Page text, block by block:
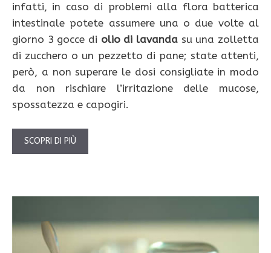
infatti, in caso di problemi alla flora batterica
intestinale potete assumere una o due volte al
giorno 3 gocce di olio di lavanda su una zolletta
di zucchero o un pezzetto di pane; state attenti,
però, a non superare le dosi consigliate in modo
da non rischiare l’irritazione delle mucose,
spossatezza e capogiri.
SCOPRI DI PIÙ